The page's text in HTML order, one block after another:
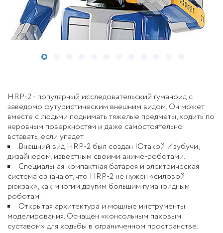
HRP-2 - популярный исследовательский гуманоид с
заведомо футуристическим внешним видом. Он может
вместе с людьми поднимать тяжелые предметы, ходить по
неровным поверхностям и даже самостоятельно
вставать, если упадет.
Внешний вид HRP-2 был создан Ютакой Изубучи,
дизайнером, известным своими аниме-роботами.
Специальная компактная батарея и электрическая
система означают, что HRP-2 не нужен «силовой
рюкзак», как многим другим большим гуманоидным
роботам.
Открытая архитектура и мощные инструменты
моделирования. Оснащен «консольным паховым
суставом» для ходьбы в ограниченном пространстве.